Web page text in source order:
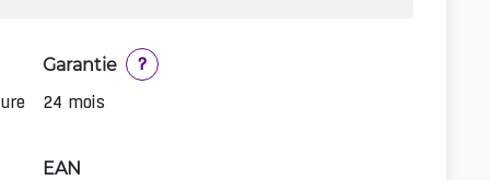
Garantie
?
24 mois
EAN